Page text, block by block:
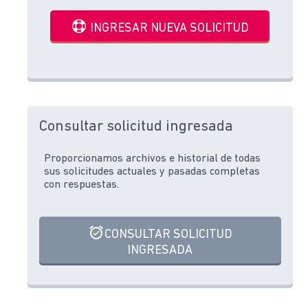
INGRESAR NUEVA SOLICITUD
Consultar solicitud ingresada
Proporcionamos archivos e historial de todas
sus solicitudes actuales y pasadas completas
con respuestas.
CONSULTAR SOLICITUD
INGRESADA